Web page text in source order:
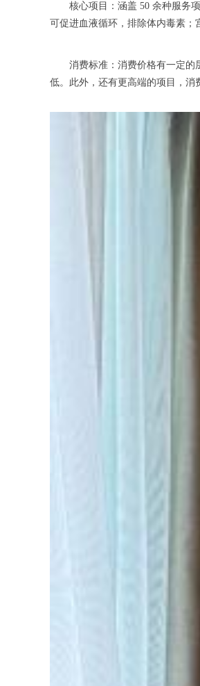
核心项目：涵盖 50 余种服务项
可促进血液循环，排除体内毒素；
消费标准：消费价格有一定的层
低。此外，还有更高端的项目，消